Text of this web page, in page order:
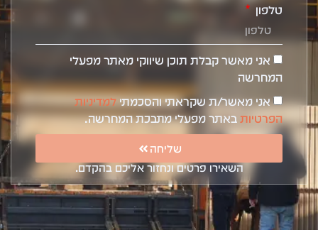
טלפון
אני מאשר קבלת תוכן שיווקי מאתר מפעלי
המחרשה
אני מאשר/ת שקראתי והסכמתילמדיניות
הפרטיותבאתר מפעלי מתבכת המחרשה.
שליחה
השאירו פרטים ונחזור אליכם בהקדם.